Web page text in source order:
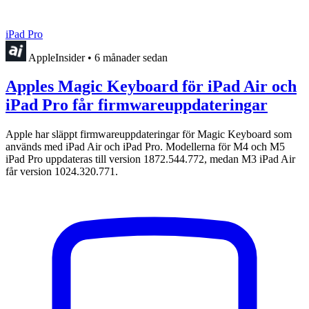
iPad Pro
AppleInsider • 6 månader sedan
Apples Magic Keyboard för iPad Air och
iPad Pro får firmwareuppdateringar
Apple har släppt firmwareuppdateringar för Magic Keyboard som
används med iPad Air och iPad Pro. Modellerna för M4 och M5
iPad Pro uppdateras till version 1872.544.772, medan M3 iPad Air
får version 1024.320.771.